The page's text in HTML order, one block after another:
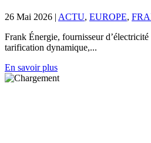
26 Mai 2026 | ACTU, EUROPE,
Frank Énergie, fournisseur
tarification dynamique,...
En savoir plus